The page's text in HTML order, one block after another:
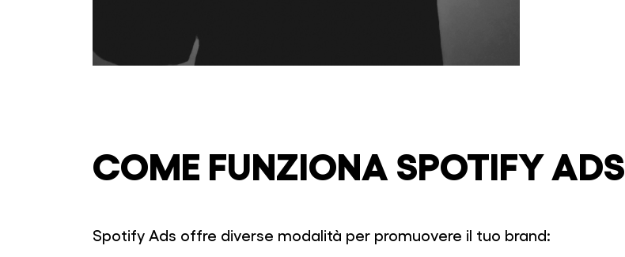
COME FUNZIONA SPOTIFY ADS
Spotify Ads offre diverse modalità per promuovere il tuo brand: